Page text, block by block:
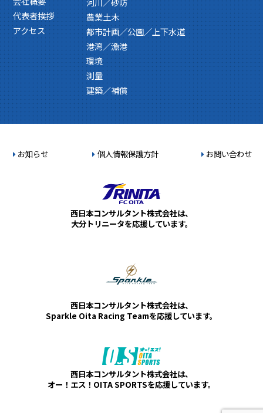
代表者挨拶
アクセス
農業土木
都市計画／公園／上下水道
港湾／漁港
環境
測量
建築／補償
お知らせ 個人情報保護方針 お問い合わせ
西日本コンサルタント株式会社は、
大分トリニータを応援しています。
西日本コンサルタント株式会社は、
Sparkle Oita Racing Teamを応援しています。
西日本コンサルタント株式会社は、
オー！エス！OITA SPORTSを応援しています。